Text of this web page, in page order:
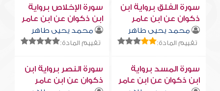
سورة الفلق برواية ابن
ذكوان عن ابن عامر
محمد يحيى طاهر
تقييم المادة:
سورة الإخلاص برواية
ابن ذكوان عن ابن عامر
محمد يحيى طاهر
تقييم المادة:
سورة المسد برواية
ابن ذكوان عن ابن عامر
سورة النصر برواية ابن
ذكوان عن ابن عامر